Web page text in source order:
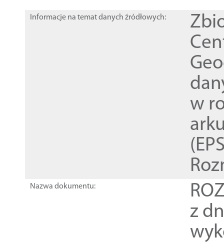
Informacje na temat danych źródłowych:
w
Nazwa dokumentu:
z